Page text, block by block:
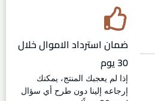
ضمان استرداد الاموال خلال
30 يوم
إذا لم يعجبك المنتج، يمكنك
إرجاعه إلينا دون طرح أي سؤال